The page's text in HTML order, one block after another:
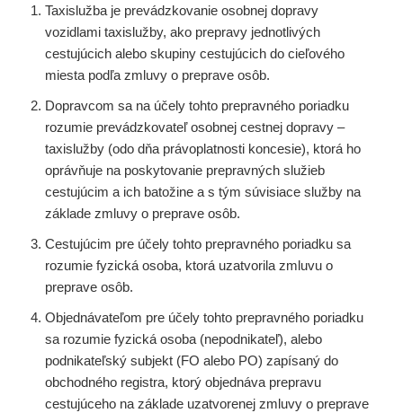
Taxislužba je prevádzkovanie osobnej dopravy
vozidlami taxislužby, ako prepravy jednotlivých
cestujúcich alebo skupiny cestujúcich do cieľového
miesta podľa zmluvy o preprave osôb.
Dopravcom sa na účely tohto prepravného poriadku
rozumie prevádzkovateľ osobnej cestnej dopravy –
taxislužby (odo dňa právoplatnosti koncesie), ktorá ho
oprávňuje na poskytovanie prepravných služieb
cestujúcim a ich batožine a s tým súvisiace služby na
základe zmluvy o preprave osôb.
Cestujúcim pre účely tohto prepravného poriadku sa
rozumie fyzická osoba, ktorá uzatvorila zmluvu o
preprave osôb.
Objednávateľom pre účely tohto prepravného poriadku
sa rozumie fyzická osoba (nepodnikateľ), alebo
podnikateľský subjekt (FO alebo PO) zapísaný do
obchodného registra, ktorý objednáva prepravu
cestujúceho na základe uzatvorenej zmluvy o preprave